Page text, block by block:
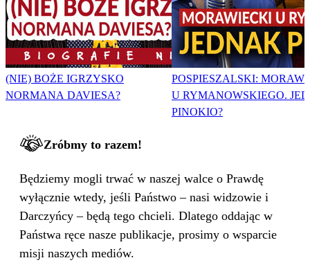
(NIE) BOŻE IGRZYSKO
NORMANA DAVIESA?
POSPIESZALSKI:
U RYMANOWSKIEGO.
PINOKIO?
Zróbmy to razem!
Będziemy mogli trwać w naszej walce o Prawdę
wyłącznie wtedy, jeśli Państwo – nasi widzowie i
Darczyńcy – będą tego chcieli. Dlatego oddając w
Państwa ręce nasze publikacje, prosimy o wsparcie
misji naszych mediów.